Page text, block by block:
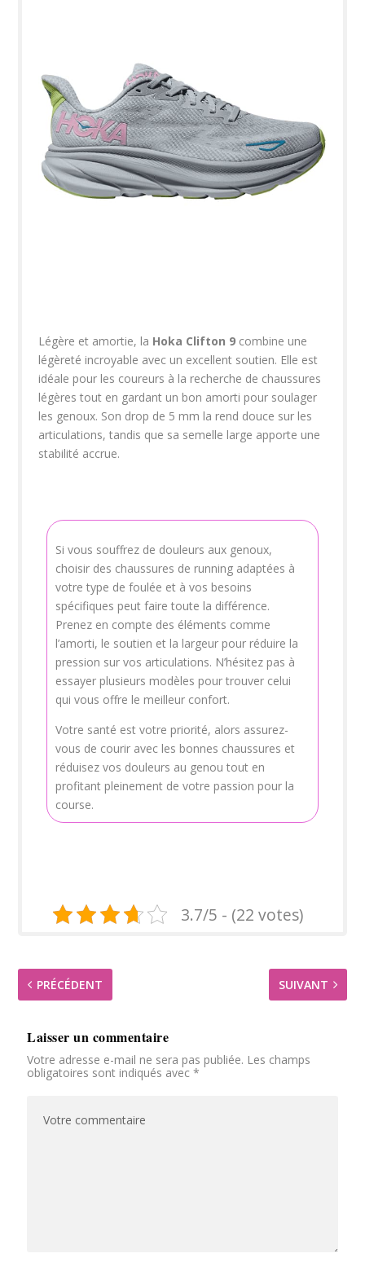
Légère et amortie, la Hoka Clifton 9 combine une
légèreté incroyable avec un excellent soutien. Elle est
idéale pour les coureurs à la recherche de chaussures
légères tout en gardant un bon amorti pour soulager
les genoux. Son drop de 5 mm la rend douce sur les
articulations, tandis que sa semelle large apporte une
stabilité accrue.
Si vous souffrez de douleurs aux genoux,
choisir des chaussures de running adaptées à
votre type de foulée et à vos besoins
spécifiques peut faire toute la différence.
Prenez en compte des éléments comme
l’amorti, le soutien et la largeur pour réduire la
pression sur vos articulations. N’hésitez pas à
essayer plusieurs modèles pour trouver celui
qui vous offre le meilleur confort.
Votre santé est votre priorité, alors assurez-
vous de courir avec les bonnes chaussures et
réduisez vos douleurs au genou tout en
profitant pleinement de votre passion pour la
course.
3.7/5 - (22 votes)
PRÉCÉDENT SUIVANT
Laisser un commentaire
Votre adresse e-mail ne sera pas publiée. Les champs
obligatoires sont indiqués avec*